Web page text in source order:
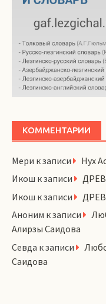
КОММЕНТАРИИ
Мери к записи
Нух
Икош к записи
Икош к записи
Аноним к записи
Алирзы Саидова
Севда к записи
Саидова